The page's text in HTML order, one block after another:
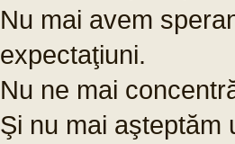
Nu mai avem
expectaţiuni.
Nu ne mai
Şi nu mai aşteptăm